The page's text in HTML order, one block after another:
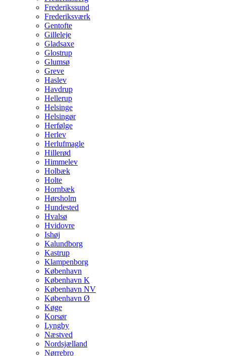
Frederikssund
Frederiksværk
Gentofte
Gilleleje
Gladsaxe
Glostrup
Glumsø
Greve
Haslev
Havdrup
Hellerup
Helsinge
Helsingør
Herfølge
Herlev
Herlufmagle
Hillerød
Himmelev
Holbæk
Holte
Hornbæk
Hørsholm
Hundested
Hvalsø
Hvidovre
Ishøj
Kalundborg
Kastrup
Klampenborg
København
København K
København NV
København Ø
Køge
Korsør
Lyngby
Næstved
Nordsjælland
Nørrebro